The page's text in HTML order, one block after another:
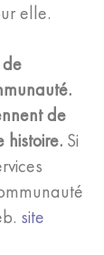
elle.
de
histoire. Si
site